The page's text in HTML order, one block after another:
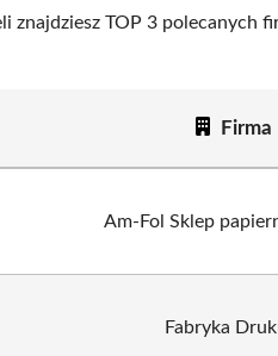
znajdziesz TOP 3 polecanych
Firma
Am-Fol Sklep
Fabryka